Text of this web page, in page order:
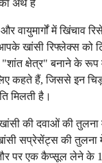
अर्थ है
में खिंचाव
खांसी रिफ्लेक्स को
"शांत क्षेत्र" बनाने के
कहते हैं, जिससे इन
मिलती है।
की दवाओं की
सप्रेसेंट्स की तुलना
पर एक कैप्सूल लेने के